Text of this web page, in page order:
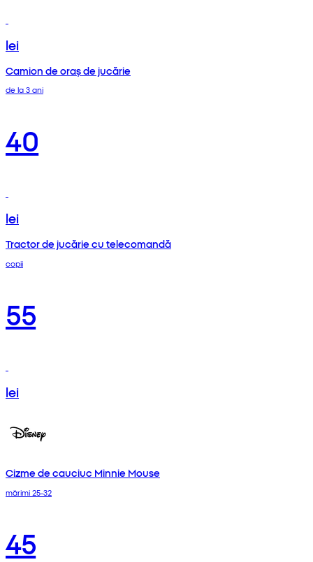
lei
Camion de oraș de jucărie
de la 3 ani
40
lei
Tractor de jucărie cu telecomandă
copii
55
lei
Cizme de cauciuc Minnie Mouse
mărimi 25-32
45